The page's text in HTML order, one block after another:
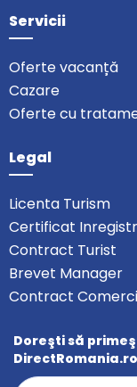
Servicii
Oferte vacanță
Cazare
Oferte cu
Legal
Licenta Turism
Certificat
Contract Turist
Brevet Manager
Contract
Doreşti să